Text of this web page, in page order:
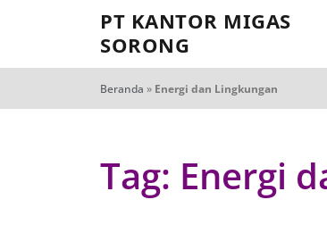
PT KANTOR MIGAS
SORONG
Beranda » Energi dan Lingkungan
Tag: Energi